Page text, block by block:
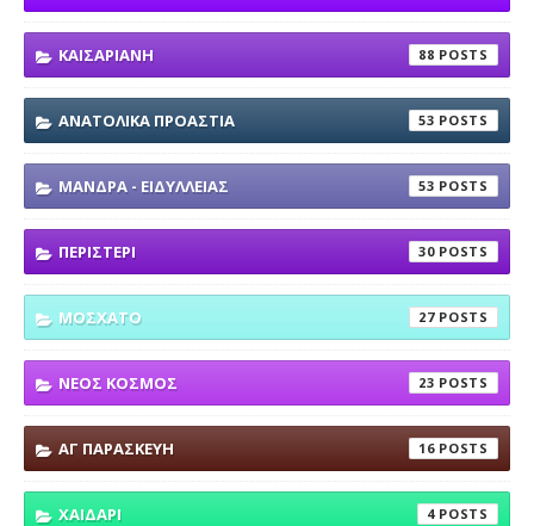
ΚΑΙΣΑΡΙΑΝΗ 88
ΑΝΑΤΟΛΙΚΑ ΠΡΟΑΣΤΙΑ 53
ΜΑΝΔΡΑ - ΕΙΔΥΛΛΕΙΑΣ 53
ΠΕΡΙΣΤΕΡΙ 30
ΜΟΣΧΑΤΟ 27
ΝΕΟΣ ΚΟΣΜΟΣ 23
ΑΓ ΠΑΡΑΣΚΕΥΗ 16
ΧΑΙΔΑΡΙ 4